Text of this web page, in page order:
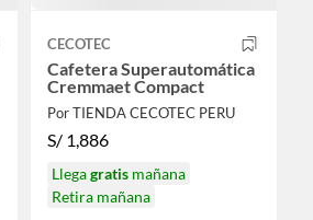
CECOTEC
Cafetera Superautomática
Cremmaet Compact
Por TIENDA CECOTEC PERU
S/ 1,886
Llegagratismañana
Retira mañana